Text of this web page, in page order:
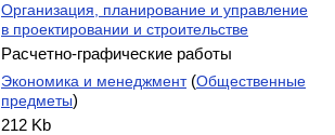
Организация, планирование и управление
в проектировании и строительстве
Расчетно-графические работы
Экономика и менеджмент(Общественные
предметы)
212 Kb